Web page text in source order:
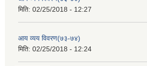
मिति: 02/25/2018 - 12:27
आय व्यय विवरण(७३-७४)
मिति: 02/25/2018 - 12:24